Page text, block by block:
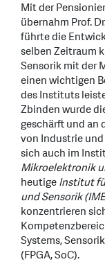
Mit der
übernahm Prof.
führte die
selben Zeitraum
Sensorik mit der
einen wichtigen
des Instituts
Zbinden wurde
geschärft und an
von Industrie
sich auch im
Mikroelektronik
heutigeInstitut
und Sensorik
konzentrieren
Systems,
(FPGA, SoC).